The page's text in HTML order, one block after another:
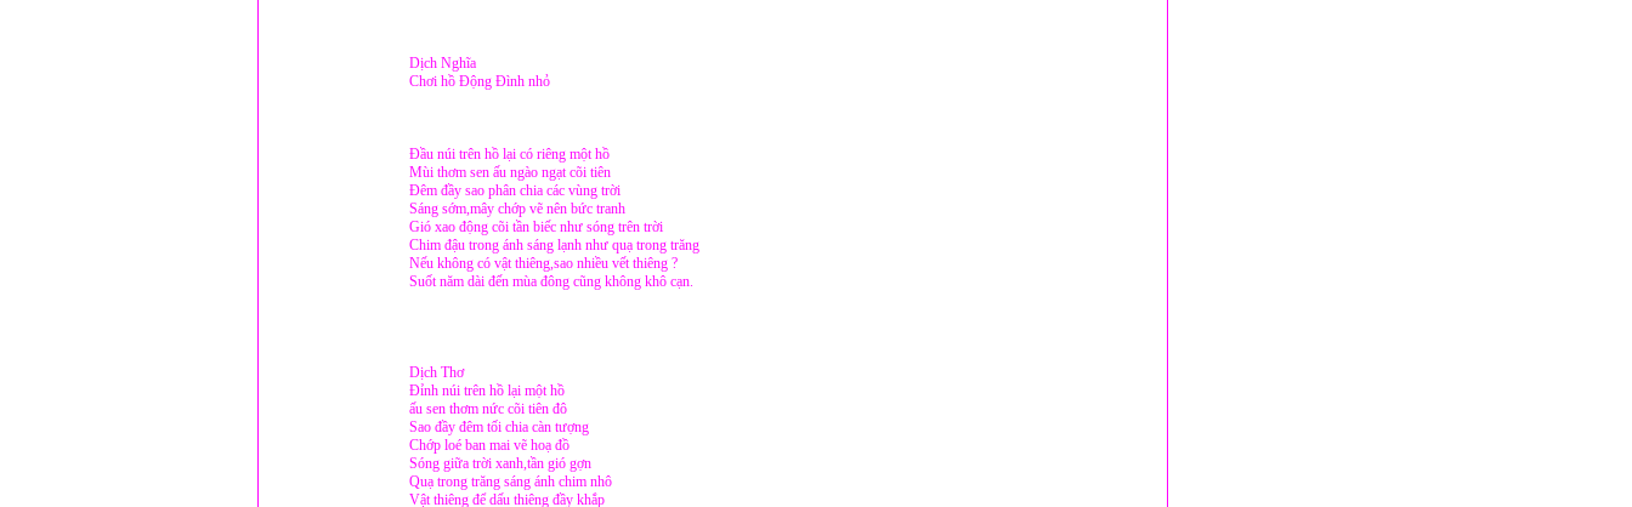
Dịch Nghĩa
Chơi hồ Động Đình nhỏ
Đầu núi trên hồ lại có riêng một hồ
Mùi thơm sen ấu ngào ngạt cõi tiên
Đêm đầy sao phân chia các vùng trời
Sáng sớm,mây chớp vẽ nên bức tranh
Gió xao động cõi tần biếc như sóng trên trời
Chim đậu trong ánh sáng lạnh như quạ trong trăng
Nếu không có vật thiêng,sao nhiều vết thiêng ?
Suốt năm dài đến mùa đông cũng không khô cạn.
Dịch Thơ
Đỉnh núi trên hồ lại một hồ
ấu sen thơm nức cõi tiên đô
Sao đầy đêm tối chia càn tượng
Chớp loé ban mai vẽ hoạ đồ
Sóng giữa trời xanh,tần gió gợn
Quạ trong trăng sáng ánh chim nhô
Vật thiêng để dấu thiêng đầy khắp